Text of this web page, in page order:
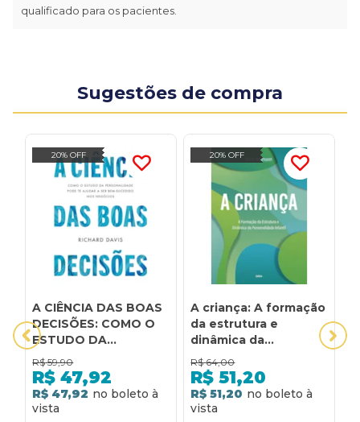
qualificado para os pacientes.
Sugestões de compra
20% OFF
A CIÊNCIA DAS BOAS
DECISÕES: COMO O
ESTUDO DA
PERSONALIDADE
PODE TE AJUDAR A
SER BEM-SUCEDIDO
NOS NEGÓCIOS
R$ 59,90
R$ 47,92
R$ 47,92
20% OFF
A criança: A formação
da estrutura e
dinâmica da
personalidade infantil
R$ 64,00
R$ 51,20
R$ 51,20